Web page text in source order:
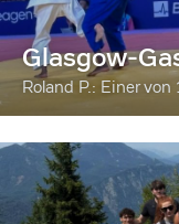
Glasgow-
Roland P.: Einer von